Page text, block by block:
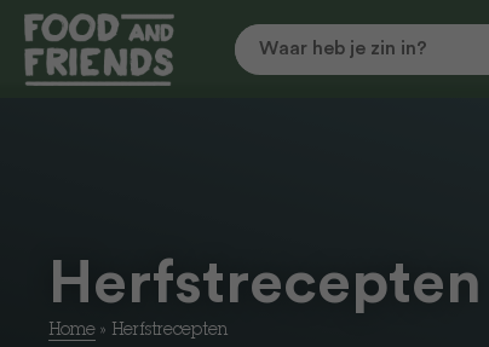
Herfstrecepten
Home » Herfstrecepten